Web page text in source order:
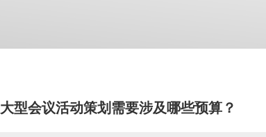
大型会议活动策划需要涉及哪些预算？